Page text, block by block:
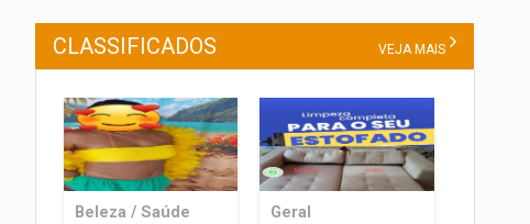
CLASSIFICADOS VEJA MAIS
Beleza / Saúde Geral